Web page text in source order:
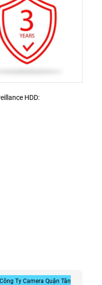
HDD:
Công Ty Camera Quận Tân